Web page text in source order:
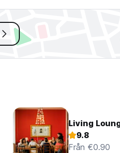
Living
9.8
Från €0.90